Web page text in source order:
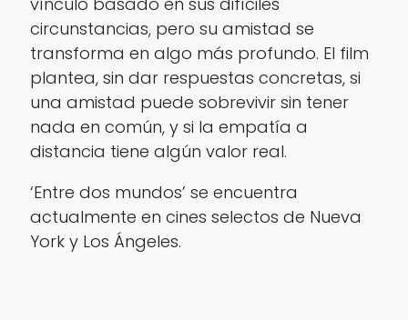
circunstancias, pero su amistad se
transforma en algo más profundo. El film
plantea, sin dar respuestas concretas, si
una amistad puede sobrevivir sin tener
nada en común, y si la empatía a
distancia tiene algún valor real.
‘Entre dos mundos’ se encuentra
actualmente en cines selectos de Nueva
York y Los Ángeles.